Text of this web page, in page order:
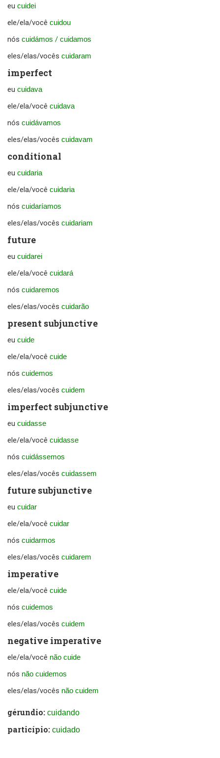
eu cuidei
ele/ela/você cuidou
nós cuidámos / cuidamos
eles/elas/vocês cuidaram
imperfect
eu cuidava
ele/ela/você cuidava
nós cuidávamos
eles/elas/vocês cuidavam
conditional
eu cuidaria
ele/ela/você cuidaria
nós cuidaríamos
eles/elas/vocês cuidariam
future
eu cuidarei
ele/ela/você cuidará
nós cuidaremos
eles/elas/vocês cuidarão
present subjunctive
eu cuide
ele/ela/você cuide
nós cuidemos
eles/elas/vocês cuidem
imperfect subjunctive
eu cuidasse
ele/ela/você cuidasse
nós cuidássemos
eles/elas/vocês cuidassem
future subjunctive
eu cuidar
ele/ela/você cuidar
nós cuidarmos
eles/elas/vocês cuidarem
imperative
ele/ela/você cuide
nós cuidemos
eles/elas/vocês cuidem
negative imperative
ele/ela/você não cuide
nós não cuidemos
eles/elas/vocês não cuidem
gérundio: cuidando
particípio: cuidado